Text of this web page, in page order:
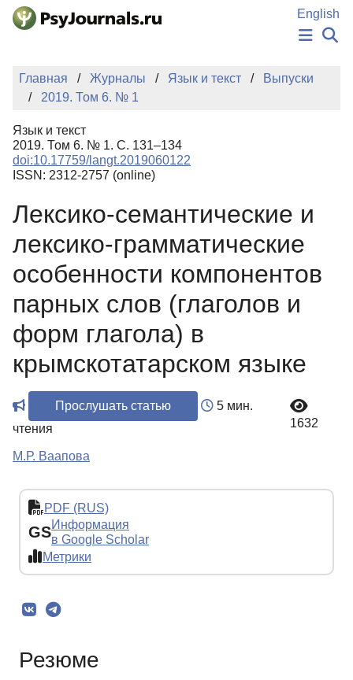
Перейти к основному содержанию
English
НОВОСТИ
БАЗА ЗНАНИЙ
КЛЮЧЕВЫЕ СЛОВА
Регистрация
Главная Журналы Язык и текст
Выпуски
2019. Том 6. № 1
Язык и текст
2019. Том 6. № 1. С. 131–134
doi:10.17759/langt.2019060122
ISSN: 2312-2757 (online)
Лексико-семантические и
лексико-грамматические
особенности компонентов
парных слов (глаголов и
форм глагола) в
крымскотатарском языке
Прослушать статью
5 мин.
чтения
1632
М.Р. Ваапова
PDF (RUS)
GSИнформация
в Google Scholar
Метрики
Резюме